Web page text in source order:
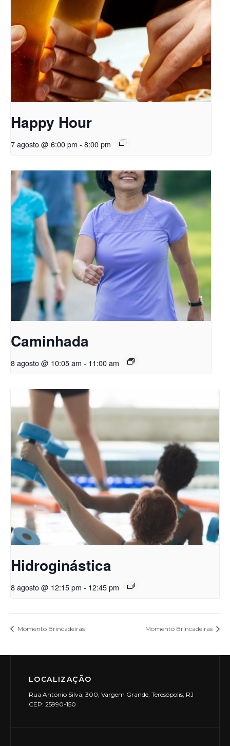
Happy Hour
7 agosto @ 6:00 pm - 8:00 pm
Caminhada
8 agosto @ 10:05 am - 11:00 am
Hidroginástica
8 agosto @ 12:15 pm - 12:45 pm
Momento Brincadeiras Momento Brincadeiras
LOCALIZAÇÃO
Rua Antonio Silva, 300, Vargem Grande, Teresópolis, RJ
CEP: 25990-150